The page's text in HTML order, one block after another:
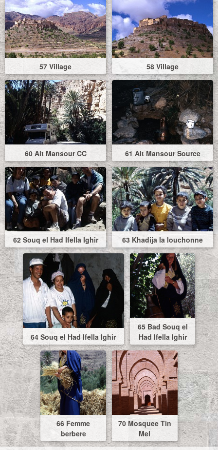
57 Village 58 Village
60 Ait Mansour CC 61 Ait Mansour Source
62 Souq el Had Ifella Ighir 63 Khadija la louchonne
64 Souq el Had Ifella Ighir
65 Bad Souq el
Had Ifella Ighir
66 Femme
berbere
70 Mosquee Tin
Mel